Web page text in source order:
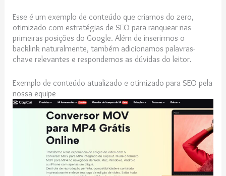
Esse é um exemplo de conteúdo que criamos do zero,
otimizado com estratégias de SEO para ranquear nas
primeiras posições do Google. Além de inserirmos o
backlink naturalmente, também adicionamos palavras-
chave relevantes e respondemos as dúvidas do leitor.
Exemplo de conteúdo atualizado e otimizado para SEO pela
nossa equipe